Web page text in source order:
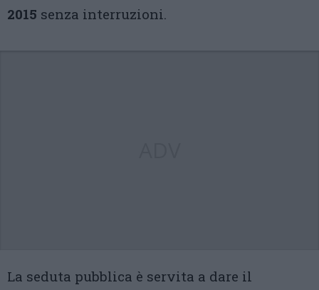
2015 senza interruzioni.
La seduta pubblica è servita a dare il